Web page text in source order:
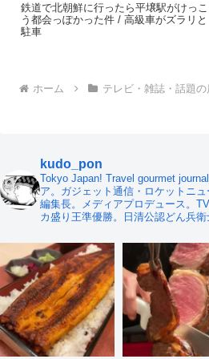
鉄道で北朝鮮に行ったら平壌駅がけっこ
う都会っぽかった件 / 高級車がズラリと
駐車
ホーム テレビ・雑誌・話題の
kudo_pon
Tokyo Japan! Travel gourmet
ア。ガジェット通信・ロケットニ
編集長。メディアプロデュース。
カ盛り王準優勝。日清公認どん兵